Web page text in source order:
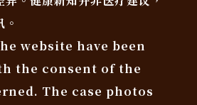
website have been
the consent of the
The case photos